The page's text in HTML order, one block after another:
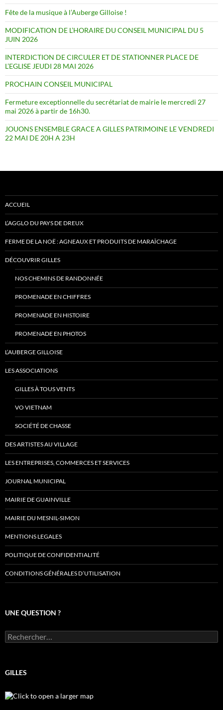
Fête de la musique à l’Auberge Gilloise !
MODIFICATION DE L’HORAIRE DU CONSEIL MUNICIPAL DU 5
JUIN 2026
INTERDICTION DE CIRCULER ET DE STATIONNER PLACE DE
L’EGLISE JEUDI 28 MAI 2026
PROCHAIN CONSEIL MUNICIPAL
Fermeture exceptionnelle du secrétariat de mairie le mercredi 27
mai 2026 à partir de 16h30.
JOUONS ENSEMBLE GRACE A GILLES PATRIMOINE LE VENDREDI
22 MAI DE 20H A 23H
ACCUEIL
L’AGGLO DU PAYS DE DREUX
FERME DE LA NOË : AGNEAUX ET PRODUITS DE MARAÎCHAGE
DÉCOUVRIR GILLES
NOS CHEMINS DE RANDONNÉE
PROMENADE EN CHIFFRES
PROMENADE EN HISTOIRE
PROMENADE EN PHOTOS
L’AUBERGE GILLOISE
LES ASSOCIATIONS
GILLES À TOUS VENTS
VO VIETNAM
SOCIÉTÉ DE CHASSE
DES ARTISTES AU VILLAGE
LES ENTREPRISES, COMMERCES ET SERVICES
JOURNAL MUNICIPAL
MAIRIE DE GUAINVILLE
MAIRIE DU MESNIL-SIMON
MENTIONS LEGALES
POLITIQUE DE CONFIDENTIALITÉ
CONDITIONS GÉNÉRALES D’UTILISATION
UNE QUESTION ?
Rechercher :
GILLES